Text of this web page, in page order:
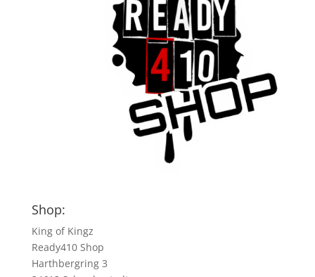
Shop:
King of Kingz
Ready410 Shop
Harthbergring 3